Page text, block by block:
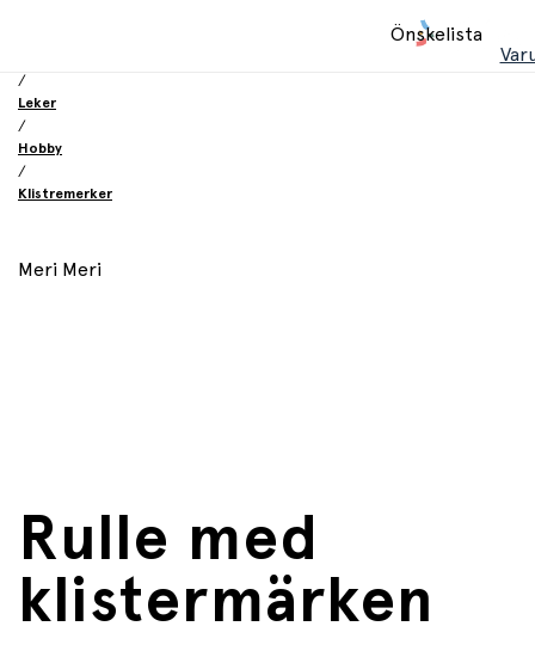
Önskelista
/
Leker
/
Hobby
/
Klistremerker
Meri Meri
Rulle med
klistermärken